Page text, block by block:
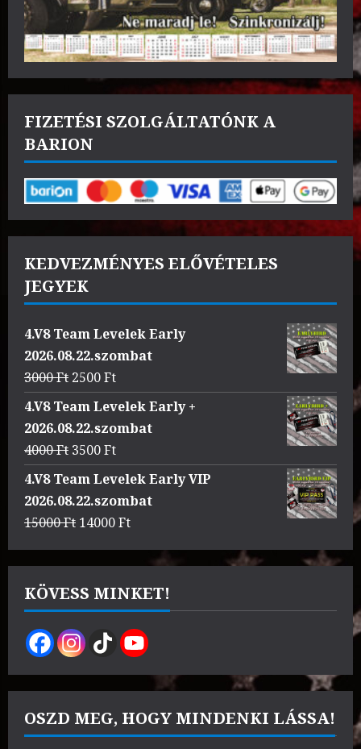
FIZETÉSI SZOLGÁLTATÓNK A
BARION
KEDVEZMÉNYES ELŐVÉTELES
JEGYEK
4.V8 Team Levelek Early
2026.08.22.szombat
3000Ft Original
price
was:
3000 Ft.
2500FtCurrent
price
4.V8 Team Levelek Early +
2026.08.22.szombat
4000Ft Original
price
was:
4000 Ft.
3500FtCurrent
price
3500 Ft.
4.V8 Team Levelek Early VIP
2026.08.22.szombat
15000Ft Original
was:
15000 Ft.
14000FtCurrent
is:
14000 Ft.
KÖVESS MINKET!
OSZD MEG, HOGY MINDENKI LÁSSA!